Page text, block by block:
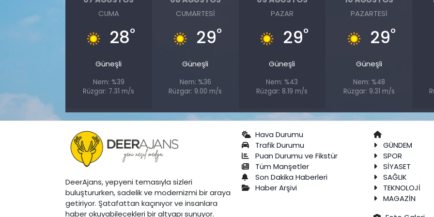
CUMA
28°
Güneşli
Nem: %39
Rüzgar: 7.31 m/s
CUMARTESI
29°
Güneşli
Nem: %36
Rüzgar: 9.00 m/s
PAZAR
29°
Güneşli
Nem: %43
Rüzgar: 8.19 m/s
PAZARTESI
29°
Güneşli
Nem: %48
Rüzgar: 9.31 m/s
DeerAjans, yepyeni temasıyla sizleri
buluştururken, sadelik ve modernizmi bir araya
getiriyor. Şatafattan kaçınıyor ve insanlara
haber okuyabilecekleri bir altyapı sunuyor.
Hava Durumu
Trafik Durumu
Puan Durumu ve Fikstür
Tüm Manşetler
Son Dakika Haberleri
Haber Arşivi
GÜNDEM
SPOR
SİYASET
SAĞLIK
TEKNOLOJİ
MAGAZİN